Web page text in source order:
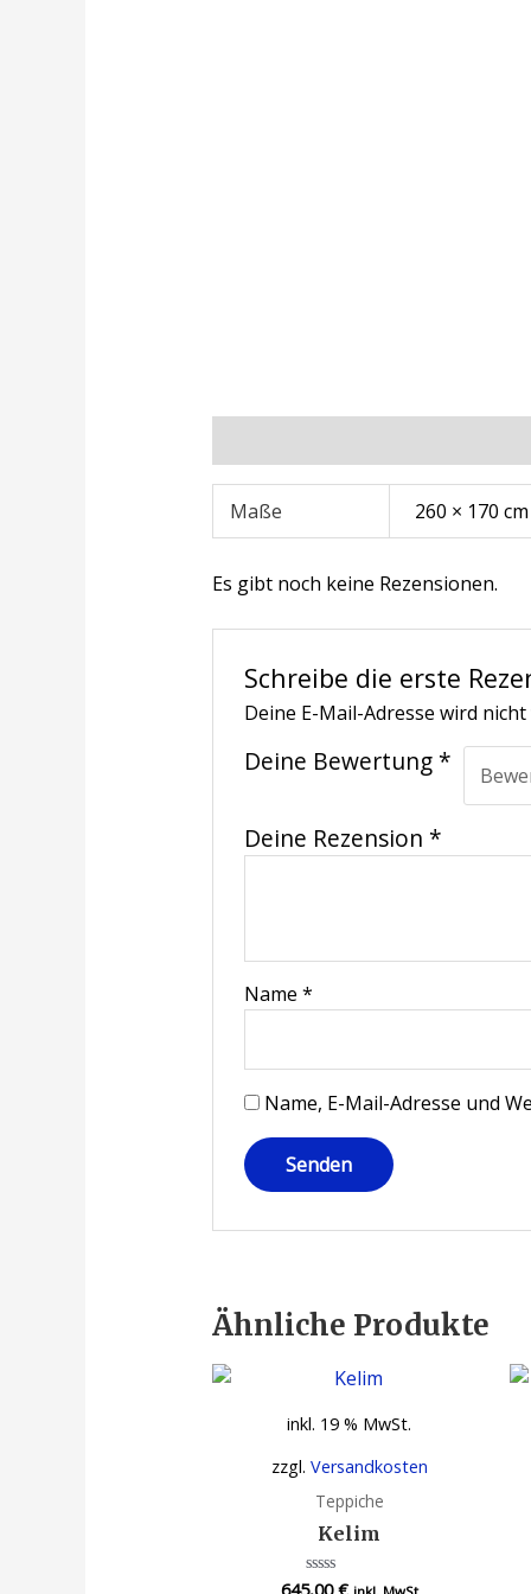
Maße 260 × 170 cm
Es gibt noch keine Rezensionen.
Schreibe die erste
Deine E-Mail-Adresse wird
Deine Bewertung *
Deine Rezension *
Name*
Name, E-Mail-Adresse und
Ähnliche Produkte
inkl. 19 % MwSt.
zzgl. Versandkosten
Teppiche
Kelim
Bewertet
645,00€